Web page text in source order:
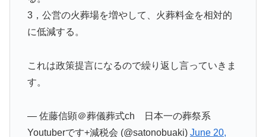
3，公営の火葬場を増やして、火葬料金を相対的
に低減する。
これは政策提言になるので繰り返し言っていきま
す。
— 佐藤信顕＠葬儀葬式ch 日本一の葬祭系
Youtuberです+減税会 (@satonobuaki) June 20,